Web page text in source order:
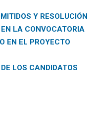
Y RESOLUCIÓN
LA CONVOCATORIA
EN EL PROYECTO
LOS CANDIDATOS